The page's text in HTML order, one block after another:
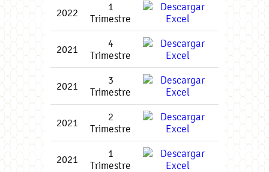
2022
1
Trimestre
2021
4
Trimestre
2021
3
Trimestre
2021
2
Trimestre
2021
1
Trimestre